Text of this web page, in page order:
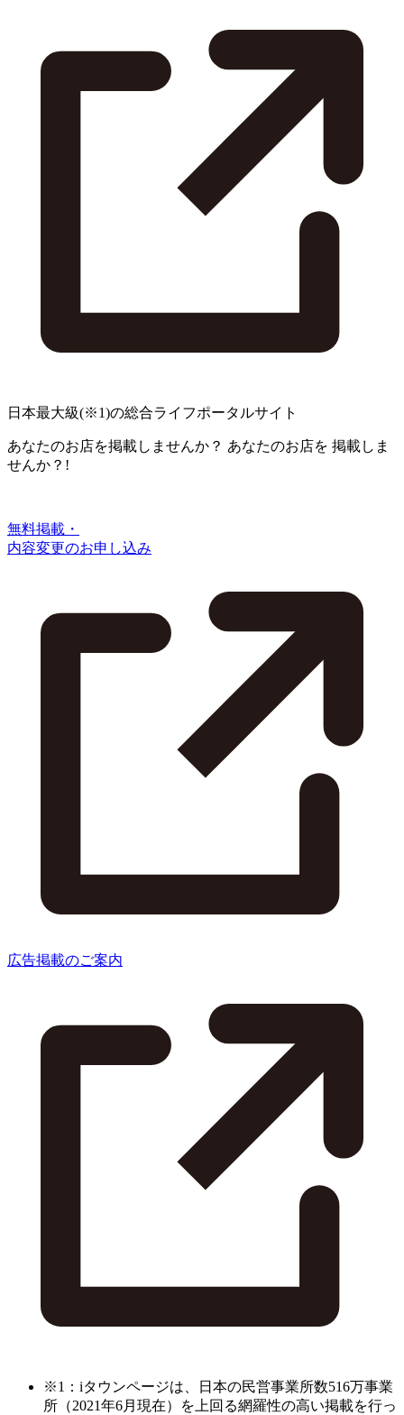
日本最大級(※1)の総合ライフポータルサイト
あなたのお店を掲載しませんか？ あなたのお店を 掲載しま
せんか？!
無料掲載・
内容変更のお申し込み
広告掲載のご案内
※1：iタウンページは、日本の民営事業所数516万事業
所（2021年6月現在）を上回る網羅性の高い掲載を行っ